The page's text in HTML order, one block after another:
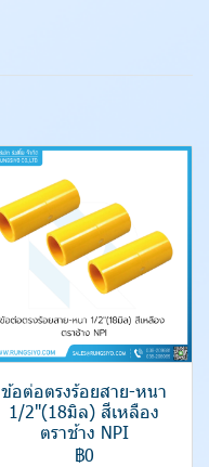
ข้อต่อตรงร้อยสาย-หนา
1/2"(18มิล) สีเหลือง
ตราช้าง NPI
฿0